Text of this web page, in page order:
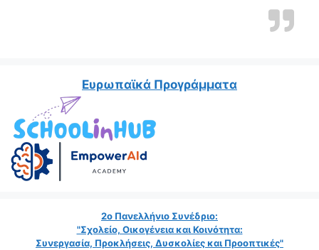
Ευρωπαϊκά Προγράμματα
2ο Πανελλήνιο Συνέδριο:
"Σχολείο, Οικογένεια και Κοινότητα:
Συνεργασία, Προκλήσεις, Δυσκολίες και Προοπτικές"